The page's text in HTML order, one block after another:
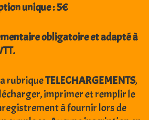
unique : 5€
obligatoire et adapté à
rubriqueTELECHARGEMENTS,
imprimer et remplir le
à fournir lors de